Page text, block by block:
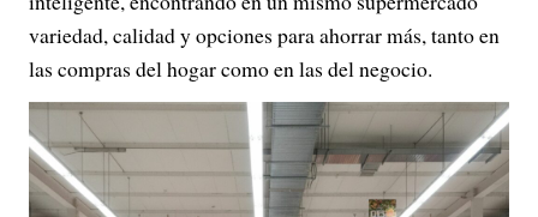
variedad, calidad y opciones para ahorrar más, tanto en
las compras del hogar como en las del negocio.